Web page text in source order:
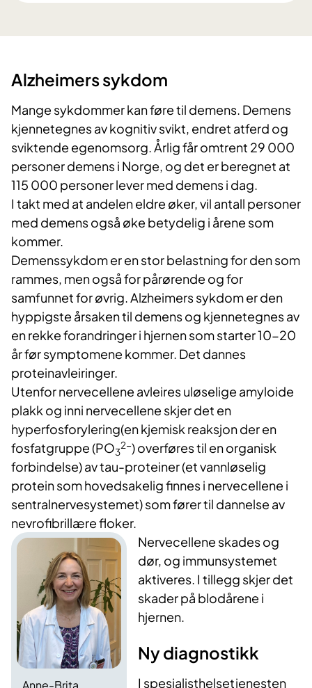
Alzheimers sykdom
Mange sykdommer kan føre til demens. Demens
kjennetegnes av kognitiv svikt, endret atferd og
sviktende egenomsorg. Årlig får omtrent 29 000
personer demens i Norge, og det er beregnet at
115 000 personer lever med demens i dag.
I takt med at andelen eldre øker, vil antall personer
med demens også øke betydelig i årene som
kommer.
Demenssykdom er en stor belastning for den som
rammes, men også for pårørende og for
samfunnet for øvrig. Alzheimers sykdom er den
hyppigste årsaken til demens og kjennetegnes av
en rekke forandringer i hjernen som starter 10-20
år før symptomene kommer. Det dannes
proteinavleiringer.
Utenfor nervecellene avleires uløselige amyloide
plakk og inni nervecellene skjer det en
hyperfosforylering(en kjemisk reaksjon der en
fosfatgruppe (PO3
2-) overføres til en organisk
forbindelse) av tau-proteiner (et vannløselig
protein som hovedsakelig finnes i nervecellene i
sentralnervesystemet) som fører til dannelse av
nevrofibrillære floker.
Nervecellene skades og
dør, og immunsystemet
aktiveres. I tillegg skjer det
skader på blodårene i
hjernen.
Ny diagnostikk
I spesialisthelsetjenesten